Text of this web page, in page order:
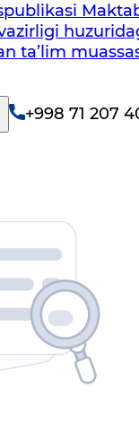
ta’lim
+998 71 207